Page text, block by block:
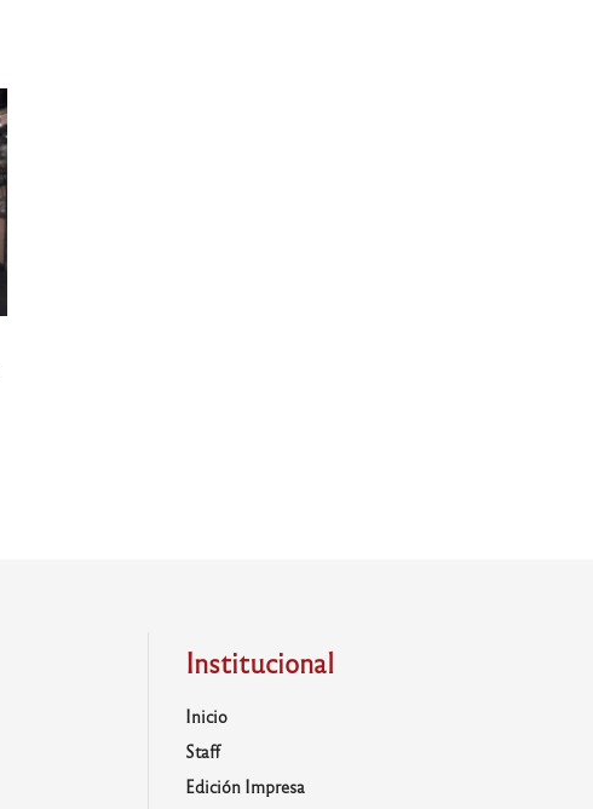
Institucional
Inicio
Staff
Edición Impresa